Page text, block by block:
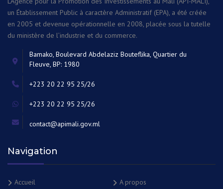
un Établissement Public à caractère Administratif (EPA), a été créée
en 2005 et devenue opérationnelle en 2008, placée sous la tutelle
du ministère de l’industrie et du commerce.
Bamako, Boulevard Abdelaziz Bouteflika, Quartier du
Fleuve, BP: 1980
+223 20 22 95 25/26
+223 20 22 95 25/26
contact@apimali.gov.ml
Navigation
Accueil A propos